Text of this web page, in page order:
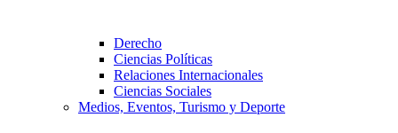
Derecho
Ciencias Políticas
Relaciones Internacionales
Ciencias Sociales
Medios, Eventos, Turismo y Deporte